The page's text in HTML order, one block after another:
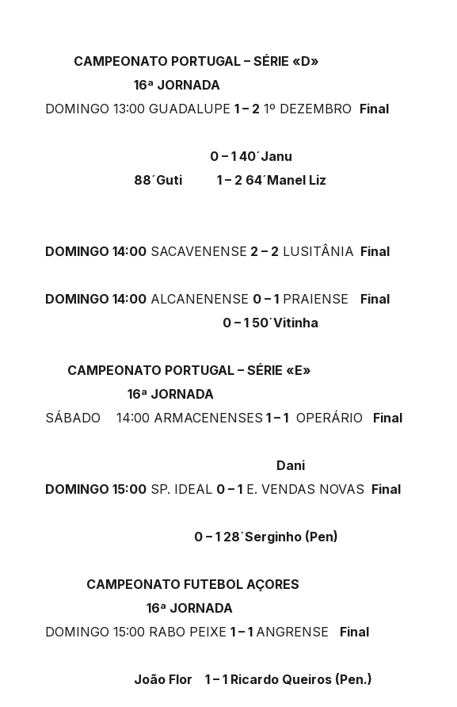
CAMPEONATO PORTUGAL – SÉRIE «D»
16ª JORNADA
DOMINGO 13:00 GUADALUPE 1 – 2 1º DEZEMBRO Final
0 – 1 40´Janu
88´Guti 1 – 2 64´Manel Liz
DOMINGO 14:00 SACAVENENSE 2 – 2 LUSITÂNIA Final
DOMINGO 14:00 ALCANENENSE 0 – 1 PRAIENSE Final
0 – 1 50´Vitinha
CAMPEONATO PORTUGAL – SÉRIE «E»
16ª JORNADA
SÁBADO 14:00 ARMACENENSES 1 – 1 OPERÁRIO Final
Dani
DOMINGO 15:00 SP. IDEAL 0 – 1 E. VENDAS NOVAS Final
0 – 1 28´Serginho (Pen)
CAMPEONATO FUTEBOL AÇORES
16ª JORNADA
DOMINGO 15:00 RABO PEIXE 1 – 1 ANGRENSE Final
João Flor 1 – 1 Ricardo Queiros (Pen.)